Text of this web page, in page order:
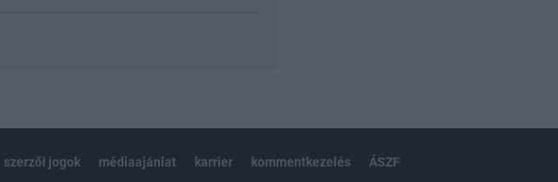
szerzői jogok médiaajánlat karrier kommentkezelés ÁSZF